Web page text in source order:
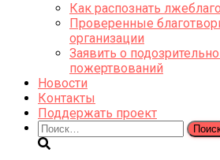
Как распознать
Проверенные
организации
Заявить о
пожертвований
Новости
Контакты
Поддержать проект
Найти: